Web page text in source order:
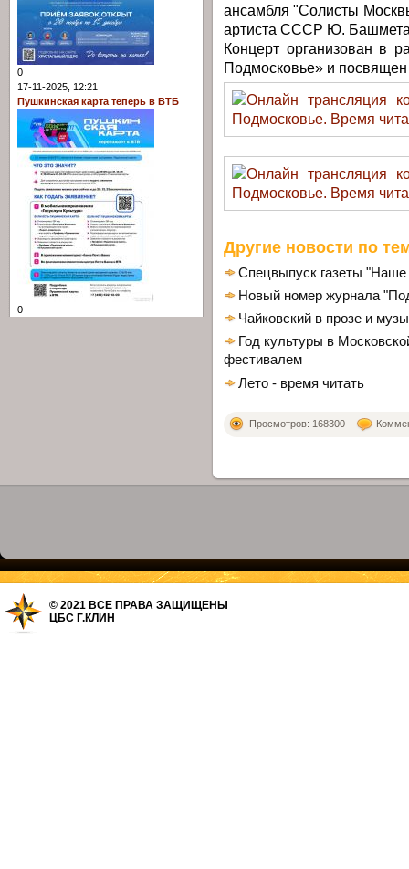
ансамбля "Солисты
артиста СССР Ю.
Концерт организован в
Подмосковье» и посвящен
Другие новости по
Спецвыпуск газеты
Новый номер журнала
Чайковский в прозе и
Год культуры в
фестивалем
Лето - время читать
Просмотров: 168300
0
17-11-2025, 12:21
Пушкинская карта теперь в ВТБ
0
© 2021 ВСЕ ПРАВА ЗАЩИЩЕНЫ
ЦБС Г.КЛИН